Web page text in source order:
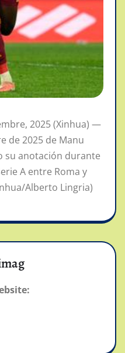
2025 (Xinhua) —
de 2025 de Manu
su anotación durante
A entre Roma y
Alberto Lingria)